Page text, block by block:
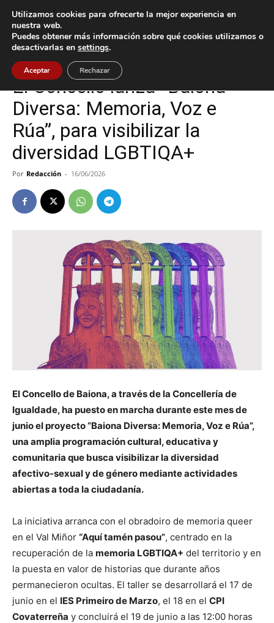
Inicio Baiona
Baiona Cultura / Ocio
El Concello lanza “Baiona
Diversa: Memoria, Voz e
Rúa”, para visibilizar la
diversidad LGBTIQA+
Por Redacción - 16/06/2026
El Concello de Baiona, a través de la Concellería de
Igualdade, ha puesto en marcha durante este mes de
junio el proyecto “Baiona Diversa: Memoria, Voz e Rúa”,
una amplia programación cultural, educativa y
comunitaria que busca visibilizar la diversidad
afectivo-sexual y de género mediante actividades
abiertas a toda la ciudadanía.
La iniciativa arranca con el obradoiro de memoria queer
en el Val Miñor “Aquí tamén pasou”, centrado en la
recuperación de la memoria LGBTIQA+ del territorio y en
la puesta en valor de historias que durante años
permanecieron ocultas. El taller se desarrollará el 17 de
junio en el IES Primeiro de Marzo, el 18 en el CPI
Covaterreña y concluirá el 19 de junio a las 12:00 horas
Utilizamos cookies para ofrecerte la mejor experiencia en
nuestra web.
Puedes obtener más información sobre qué cookies utilizamos o
desactivarlas en settings.
Aceptar Rechazar